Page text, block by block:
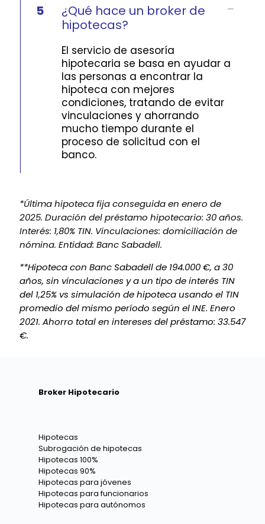
5
¿Qué hace un broker de
hipotecas?
El servicio de asesoría
hipotecaria se basa en ayudar a
las personas a encontrar la
hipoteca con mejores
condiciones, tratando de evitar
vinculaciones y ahorrando
mucho tiempo durante el
proceso de solicitud con el
banco.
*Última hipoteca fija conseguida en enero de
2025. Duración del préstamo hipotecario: 30 años.
Interés: 1,80% TIN. Vinculaciones: domiciliación de
nómina. Entidad: Banc Sabadell.
**Hipoteca con Banc Sabadell de 194.000 €, a 30
años, sin vinculaciones y a un tipo de interés TIN
del 1,25% vs simulación de hipoteca usando el TIN
promedio del mismo período según el INE. Enero
2021. Ahorro total en intereses del préstamo: 33.547
€.
Broker Hipotecario
Hipotecas
Subrogación de hipotecas
Hipotecas 100%
Hipotecas 90%
Hipotecas para jóvenes
Hipotecas para funcionarios
Hipotecas para autónomos